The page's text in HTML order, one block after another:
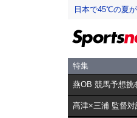
日本で45℃の夏
特集
燕OB 競馬予想挑
髙津×三浦 監督対